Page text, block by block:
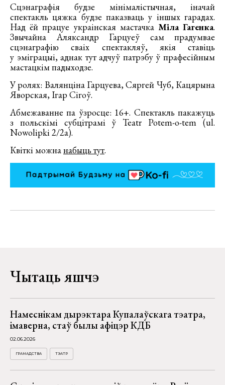
Сцэнаграфія будзе мінімалістычная, іначай
спектакль цяжка будзе паказваць у іншых гарадах.
Над ёй працуе украінская мастачка Міла Гагенка.
Звычайна Аляксандр Гарцуеў сам прадумвае
сцэнаграфію сваіх спектакляў, якія ставіць
у эміграцыі, аднак тут адчуў патрэбу ў прафесійным
мастацкім падыходзе.
У ролях: Валянціна Гарцуева, Сяргей Чуб, Кацярына
Яворская, Ігар Сігоў.
Абмежаванне па ўзросце: 16+. Спектакль пакажуць
з польскімі субцітрамі ў Teatr Potem-o-tem (ul.
Nowolipki 2/2a).
Квіткі можнанабыць тут.
Чытаць яшчэ
Намеснікам дырэктара Купалаўскага тэатра,
імаверна, стаў былы афіцэр КДБ
02.06.2026
ГРАМАДСТВА ТЭАТР